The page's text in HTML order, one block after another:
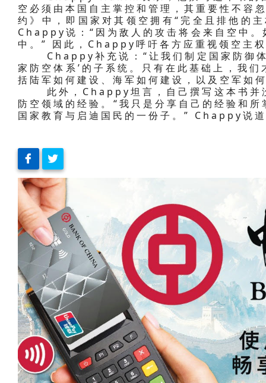
空必须由本国自主掌控和管理，其重要性不容
约》中，即国家对其领空拥有“完全且排他
Chappy说：“因为敌人的攻击将会来自空中
中。” 因此，Chappy呼吁各方应重视领空主
Chappy补充说：“让我们制定国家防御体
家防空体系’的子系统。只有在此基础上，我
括陆军如何建设、海军如何建设，以及空军如
此外，Chappy坦言，自己撰写这本书并
防空领域的经验。“我只是分享自己的经验和
国家教育与启迪国民的一份子。” Chappy说